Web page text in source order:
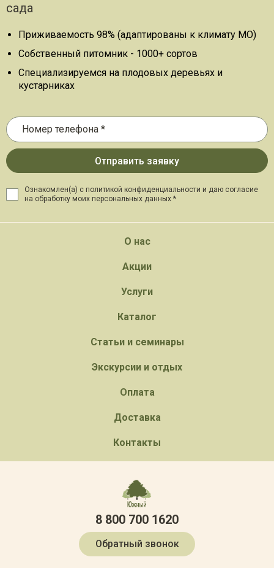
сада
Приживаемость 98% (адаптированы к климату МО)
Собственный питомник - 1000+ сортов
Специализируемся на плодовых деревьях и
кустарниках
Ознакомлен(а) с политикой конфиденциальности и даю согласие
на обработку моих персональных данных *
О нас
Акции
Услуги
Каталог
Статьи и семинары
Экскурсии и отдых
Оплата
Доставка
Контакты
8 800 700 1620
Обратный звонок